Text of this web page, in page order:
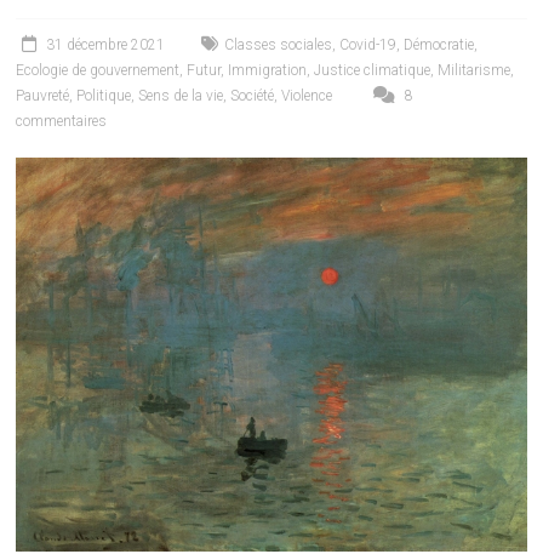
31 décembre 2021 Classes sociales Covid-19 Démocratie
Ecologie de gouvernement Futur, Immigration ,Justice climatique Militarisme
Pauvreté Politique Sens de la vie Société ,Violence
8
commentaires